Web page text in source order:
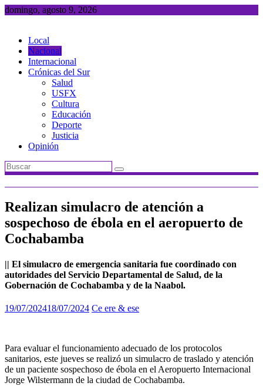
Saltar
domingo, agosto 9, 2026
Local
Nacional
Internacional
Crónicas del Sur
Salud
USFX
Cultura
Educación
Deporte
Justicia
Opinión
Realizan simulacro de atención a
sospechoso de ébola en el aeropuerto de
Cochabamba
|| El simulacro de emergencia sanitaria fue coordinado con
autoridades del Servicio Departamental de Salud, de la
Gobernación de Cochabamba y de la Naabol.
19/07/202418/07/2024 Ce ere & ese
Para evaluar el funcionamiento adecuado de los protocolos
sanitarios, este jueves se realizó un simulacro de traslado y atención
de un paciente sospechoso de ébola en el Aeropuerto Internacional
Jorge Wilstermann de la ciudad de Cochabamba.